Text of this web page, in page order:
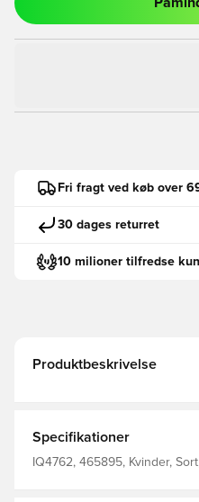
Fri fragt ved køb over
30 dages returret
10 milioner tilfredse
Produktbeskrivelse
Specifikationer
IQ4762, 465895, Kvinder,